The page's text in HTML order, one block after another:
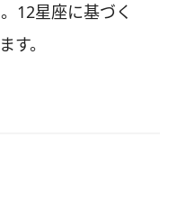
12星座に基づく
。